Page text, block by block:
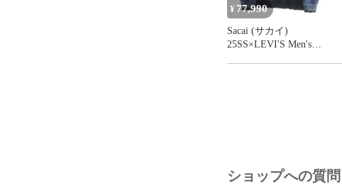
¥ 77,990
Sacai (サカイ)
25SS×LEVI'S Men's
ショップへの質問